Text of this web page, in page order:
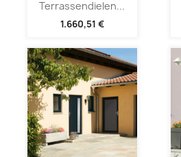
Terrassendielen...
1.660,51 €